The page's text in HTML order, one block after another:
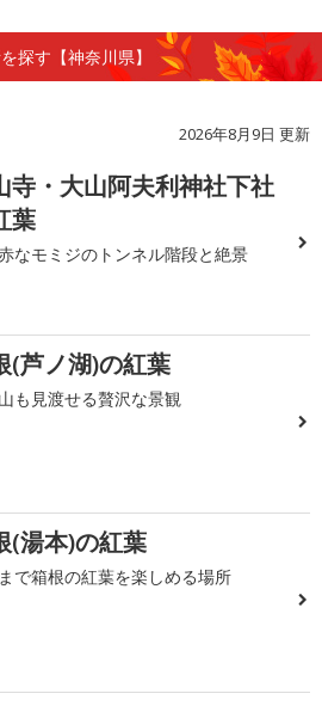
探す【神奈川県】
2026年8月9日 更新
寺・大山阿夫利神社下社
葉
なモミジのトンネル階段と絶景
(芦ノ湖)の紅葉
も見渡せる贅沢な景観
(湯本)の紅葉
で箱根の紅葉を楽しめる場所